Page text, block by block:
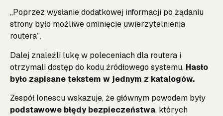
„Poprzez wysłanie dodatkowej informacji po żądaniu
strony było możliwe ominięcie uwierzytelnienia
routera”.
Dalej znaleźli lukę w poleceniach dla routera i
otrzymali dostęp do kodu źródłowego systemu. Hasło
było zapisane tekstem w jednym z katalogów.
Zespół Ionescu wskazuje, że głównym powodem były
podstawowe błędy bezpieczeństwa, których